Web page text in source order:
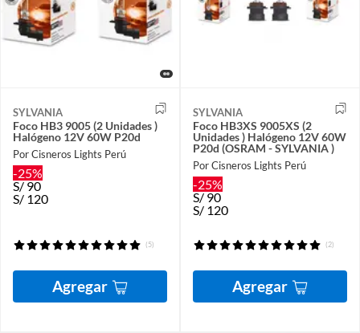
SYLVANIA
Foco HB3 9005 (2 Unidades )
Halógeno 12V 60W P20d
Por Cisneros Lights Perú
-25%
S/ 90
S/ 120
(5)
Agregar
SYLVANIA
Foco HB3XS 9005XS (2
Unidades ) Halógeno 12V 60W
P20d (OSRAM - SYLVANIA )
Por Cisneros Lights Perú
-25%
S/ 90
S/ 120
(2)
Agregar